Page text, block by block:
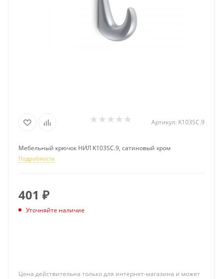
Артикул: K103SC.9
Мебельный крючок НИЛ K103SC.9, сатиновый хром
Подробности
401 ₽
Уточняйте наличие
Цена действительна только для интернет-магазина и может